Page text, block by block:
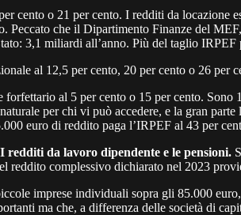
cento o 21 per cento. I redditi da locazione
Peccato che il Dipartimento Finanze del
3,1 miliardi all’anno. Più del taglio IRPEF
al 12,5 per cento, 20 per cento o 26 per
forfettario al 5 per cento o 15 per cento.
per chi vi può accedere, e la gran
euro di reddito paga l’IRPEF al 43 per
redditi da lavoro dipendente e le pensioni.
reddito complessivo dichiarato nel 2023
imprese individuali sopra gli 85.000
ma che, a differenza delle società di